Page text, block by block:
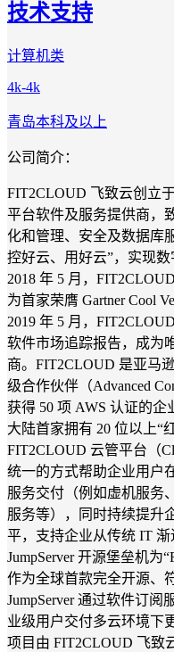
技术支持
计算机类
4k-4k
青岛本科及以上
公司简介：
FIT2CLOUD 飞致云创立
平台软件及服务提供商，
化和管理、安全及数据库
控好云、用好云”，实现数
2018 年 5 月，
为首家荣膺 Gartner Cool
2019 年 5 月，
软件市场追踪报告，成为
商。FIT2CLOUD 是亚马
级合作伙伴（Advanced
获得 50 项 AWS 认证的
大陆首家拥有 20 位以上“
FIT2CLOUD 云管平台（
统一的方式帮助企业用户
服务交付（例如虚机服务
服务等），同时持续提升
平，支持企业从传统 IT 渐
JumpServer 开源堡垒机为
作为全球首款完全开源、
JumpServer 通过软件订
业级用户交付多云环境下
项目由 FIT2CLOUD 飞致